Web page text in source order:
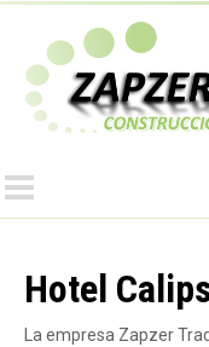
Pasar
contenido
principal
p
Hotel
La empresa Zapzer